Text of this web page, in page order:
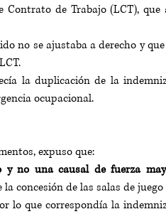
de Trabajo (LCT), que
no se ajustaba a derecho y
la duplicación de la
ocupacional.
expuso que:
no una causal de fuerza
concesión de las salas de
lo que correspondía la